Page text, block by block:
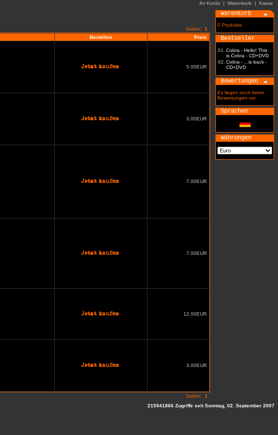
Ihr Konto | Warenkorb | Kasse
Seiten: 1
Bestellen Preis
5.00EUR
3.00EUR
7.00EUR
7.00EUR
12.00EUR
3.00EUR
Seiten: 1
Warenkorb
0 Produkte
Bestseller
01.
Cobra - Hello! This
is Cobra - CD+DVD
02. Cobra - ...is back -
CD+DVD
Bewertungen
Es liegen noch keine
Bewertungen vor
Sprachen
Währungen
215941866 Zugriffe seit Sonntag, 02. September 2007